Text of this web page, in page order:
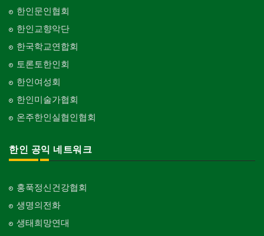
한인문인협회
한인교향악단
한국학교연합회
토론토한인회
한인여성회
한인미술가협회
온주한인실협인협회
한인 공익 네트워크
홍푹정신건강협회
생명의전화
생태희망연대